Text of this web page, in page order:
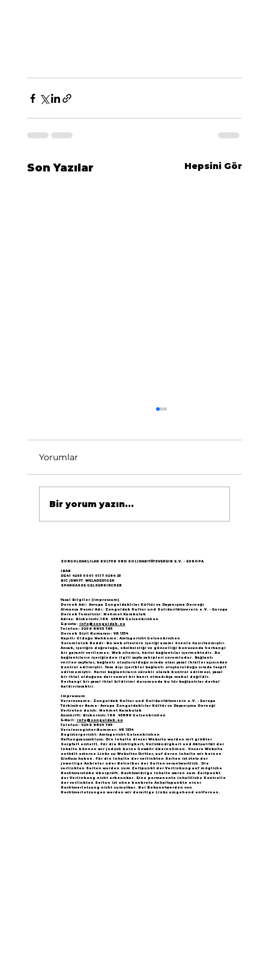
Son Yazılar Hepsini Gör
büyük yankı uyandırdı...
Yorumlar
Bir yorum yazın...
ZONGULDAKLILAR KULTUR UND SOLIDARITÄTSVEREIN E.V. - EUROPA
IBAN
DE41 4205 0001 0117 0264 25
BIC /SWIFT WELADED1GEK
SPARKASSE GELSENKIRCHEN
Yasal Bilgiler (Impressum)
Dernek Adı: Avrupa Zonguldaklılar Kültür ve Dayanışma Derneği
Almanca Resmi Adı: Zonguldak Kultur und Solidaritätsverein e.V. - Europa
Dernek Temsilcisi: Mehmet Karakulak
Adres: Bickernstr.166 45889 Gelsenkirchen
E-posta: info@zonguldak.eu
Telefon: 0209 8805 765
Dernek Sicil Numarası: VR 1534
Kayıtlı Olduğu Mahkeme: Amtsgericht Gelsenkirchen
Sorumluluk Reddi: Bu web sitesinin içeriği azami özenle hazırlanmıştır.
Ancak, içeriğin doğruluğu, eksiksizliği ve güncelliği konusunda herhangi
bir garanti verilemez. Web sitemiz, harici bağlantılar içermektedir. Bu
bağlantıların içeriğinden ilgili sayfa sahipleri sorumludur. Bağlantı
verilen sayfalar, bağlantı oluşturulduğu sırada olası yasal ihlaller açısından
kontrol edilmiştir. Yasa dışı içerikler bağlantı oluşturulduğu sırada tespit
edilmemiştir. Harici bağlantıların sürekli olarak kontrol edilmesi, yasal
bir ihlal olduğuna dair somut bir kanıt olmadıkça makul değildir.
Herhangi bir yasal ihlal bildirimi durumunda bu tür bağlantılar derhal
kaldırılacaktır.
Impressum
Vereinsname: Zonguldak Kultur und Solidaritätsverein e.V. - Europa
Türkischer Name: Avrupa Zonguldaklılar Kültür ve Dayanışma Derneği
Vertreten durch: Mehmet Karakulak
Anschrift: Bickernstr.166 45889 Gelsenkirchen
E-Mail: info@zonguldak.eu
Telefon: 0209 8805 765
Vereinsregister-Nummer: VR 1534
Registergericht: Amtsgericht Gelsenkirchen
Haftungsausschluss: Die Inhalte dieser Website wurden mit größter
Sorgfalt erstellt. Für die Richtigkeit, Vollständigkeit und Aktualität der
Inhalte können wir jedoch keine Gewähr übernehmen. Unsere Website
enthält externe Links zu Websites Dritter, auf deren Inhalte wir keinen
Einfluss haben. Für die Inhalte der verlinkten Seiten ist stets der
jeweilige Anbieter oder Betreiber der Seiten verantwortlich. Die
verlinkten Seiten wurden zum Zeitpunkt der Verlinkung auf mögliche
Rechtsverstöße überprüft. Rechtswidrige Inhalte waren zum Zeitpunkt
der Verlinkung nicht erkennbar. Eine permanente inhaltliche Kontrolle
der verlinkten Seiten ist ohne konkrete Anhaltspunkte einer
Rechtsverletzung nicht zumutbar. Bei Bekanntwerden von
Rechtsverletzungen werden wir derartige Links umgehend entfernen.